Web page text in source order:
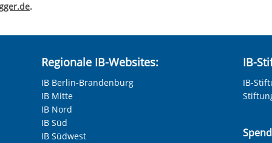
.
Regionale IB-Websites:
IB Berlin-Brandenburg
IB Mitte
IB Nord
IB Süd
IB Südwest
IB-
IB-